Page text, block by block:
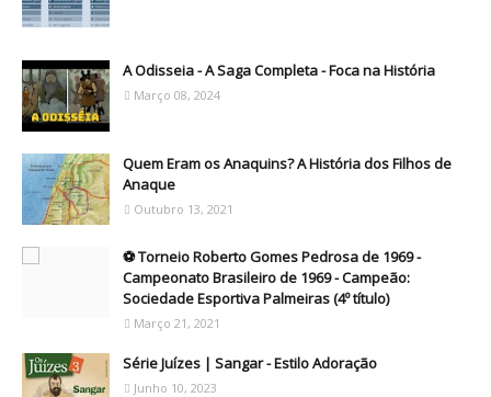
A Odisseia - A Saga Completa - Foca na História
Março 08, 2024
Quem Eram os Anaquins? A História dos Filhos de
Anaque
Outubro 13, 2021
⚽ Torneio Roberto Gomes Pedrosa de 1969 -
Campeonato Brasileiro de 1969 - Campeão:
Sociedade Esportiva Palmeiras (4º título)
Março 21, 2021
Série Juízes | Sangar - Estilo Adoração
Junho 10, 2023